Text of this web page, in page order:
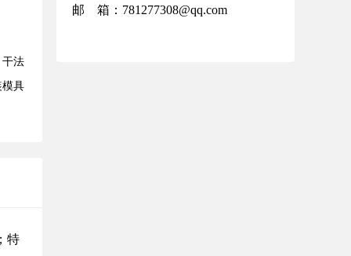
干法
模具
特
邮 箱：781277308@qq.com